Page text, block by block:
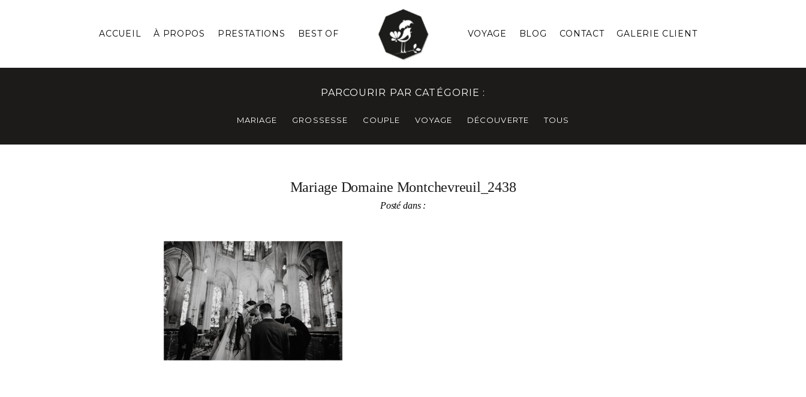
ACCUEIL À PROPOS PRESTATIONS BEST OF VOYAGE BLOG CONTACT GALERIE CLIENT
PARCOURIR PAR CATÉGORIE :
MARIAGE GROSSESSE COUPLE VOYAGE DÉCOUVERTE TOUS
Mariage Domaine Montchevreuil_2438
Posté dans :